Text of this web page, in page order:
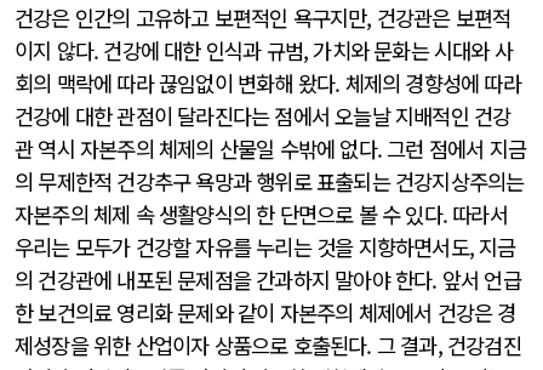
건강은 인간의 고유하고 보편적인 욕구지만, 건강관은 보편적
이지 않다. 건강에 대한 인식과 규범, 가치와 문화는 시대와 사
회의 맥락에 따라 끊임없이 변화해 왔다. 체제의 경향성에 따라
건강에 대한 관점이 달라진다는 점에서 오늘날 지배적인 건강
관 역시 자본주의 체제의 산물일 수밖에 없다. 그런 점에서 지금
의 무제한적 건강추구 욕망과 행위로 표출되는 건강지상주의는
자본주의 체제 속 생활양식의 한 단면으로 볼 수 있다. 따라서
우리는 모두가 건강할 자유를 누리는 것을 지향하면서도, 지금
의 건강관에 내포된 문제점을 간과하지 말아야 한다. 앞서 언급
한 보건의료 영리화 문제와 같이 자본주의 체제에서 건강은 경
제성장을 위한 산업이자 상품으로 호출된다. 그 결과, 건강검진